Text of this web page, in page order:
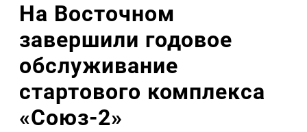
На Восточном
завершили годовое
обслуживание
стартового комплекса
«Союз-2»